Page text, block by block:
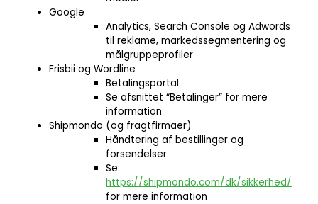
Google
Analytics, Search Console og Adwords
til reklame, markedssegmentering og
målgruppeprofiler
Frisbii og Wordline
Betalingsportal
Se afsnittet “Betalinger” for mere
information
Shipmondo (og fragtfirmaer)
Håndtering af bestillinger og
forsendelser
Se
https://shipmondo.com/dk/sikkerhed/
for mere information